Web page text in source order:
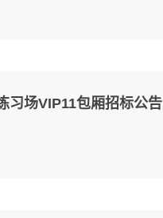
习场VIP11包厢招标公告